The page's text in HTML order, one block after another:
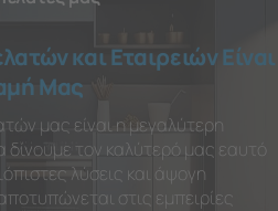
και Εταιρειών Είναι
Μας
μας είναι η μεγαλύτερη
τον καλύτερό μας εαυτό
λύσεις και άψογη
στις εμπειρίες